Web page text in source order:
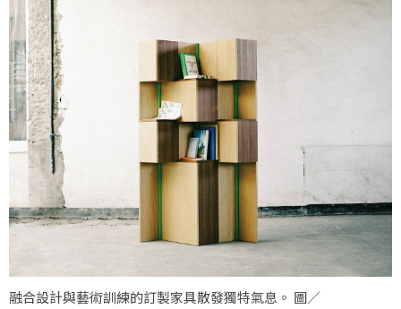
融合設計與藝術訓練的訂製家具散發獨特氣息。 圖／